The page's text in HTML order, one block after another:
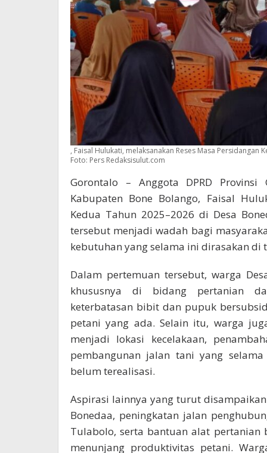
, Faisal Hulukati, melaksanakan Reses Masa Persidangan
Foto: Pers Redaksisulut.com
Gorontalo – Anggota DPRD
Kabupaten Bone Bolango, Faisal
Kedua Tahun 2025–2026 di Desa
tersebut menjadi wadah bagi
kebutuhan yang selama ini dirasakan di
Dalam pertemuan tersebut, warga
khususnya di bidang pertanian
keterbatasan bibit dan pupuk
petani yang ada. Selain itu, warga
menjadi lokasi kecelakaan,
pembangunan jalan tani yang
belum terealisasi.
Aspirasi lainnya yang turut
Bonedaa, peningkatan jalan
Tulabolo, serta bantuan alat
menunjang produktivitas petani.